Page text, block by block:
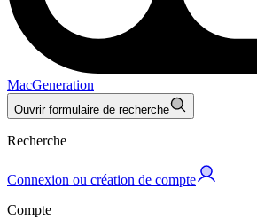
MacGeneration
Ouvrir formulaire de recherche
Recherche
Connexion ou création de compte
Compte